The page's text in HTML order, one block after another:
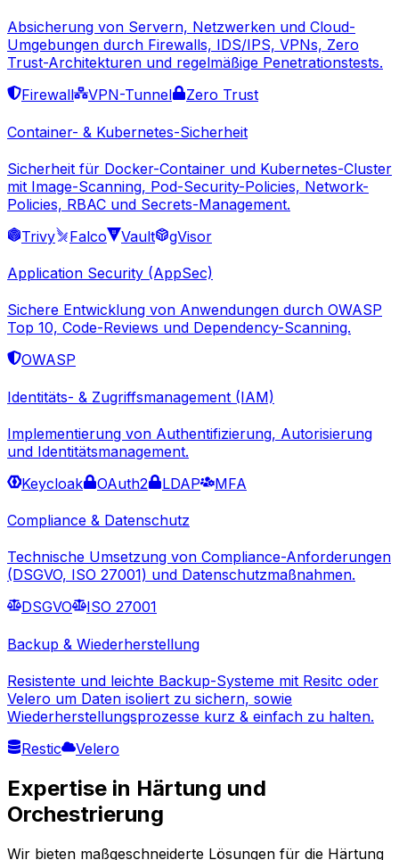
Absicherung von Servern, Netzwerken und Cloud-
Umgebungen durch Firewalls, IDS/IPS, VPNs, Zero
Trust-Architekturen und regelmäßige Penetrationstests.
Firewall
VPN-Tunnel Zero Trust
Container- & Kubernetes-Sicherheit
Sicherheit für Docker-Container und Kubernetes-Cluster
mit Image-Scanning, Pod-Security-Policies, Network-
Policies, RBAC und Secrets-Management.
Trivy
Falco Vault gVisor
Application Security (AppSec)
Sichere Entwicklung von Anwendungen durch OWASP
Top 10, Code-Reviews und Dependency-Scanning.
OWASP
Identitäts- & Zugriffsmanagement (IAM)
Implementierung von Authentifizierung, Autorisierung
und Identitätsmanagement.
Keycloak
OAuth2 LDAP MFA
Compliance & Datenschutz
Technische Umsetzung von Compliance-Anforderungen
(DSGVO, ISO 27001) und Datenschutzmaßnahmen.
DSGVO
ISO 27001
Backup & Wiederherstellung
Resistente und leichte Backup-Systeme mit Resitc oder
Velero um Daten isoliert zu sichern, sowie
Wiederherstellungsprozesse kurz & einfach zu halten.
Restic
Velero
Expertise in Härtung und
Orchestrierung
Wir bieten maßgeschneiderte Lösungen für die Härtung